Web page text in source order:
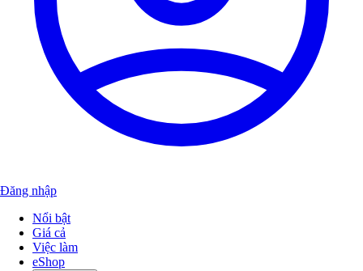
Đăng nhập
Nổi bật
Giá cả
Việc làm
eShop